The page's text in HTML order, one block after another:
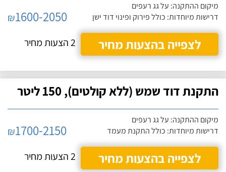
מיקום ההתקנה: על גג רעפים
דרישות מיוחדות: כולל פירוק ופינוי דוד ישן
₪1600-2050
לצפייה בהצעות מחיר
2 הצעות מחיר
התקנת דוד שמש (ללא קולטים), 150 ליטר
מיקום ההתקנה: על גג רעפים
דרישות מיוחדות: כולל התקנת מעמד
₪1700-2150
לצפייה בהצעות מחיר
2 הצעות מחיר